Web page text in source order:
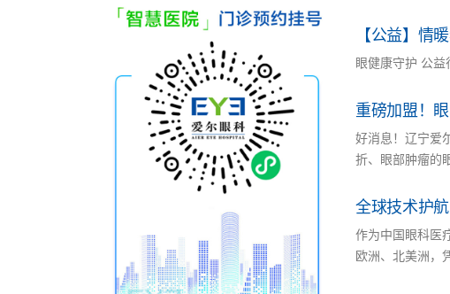
【公益】情
眼健康守护 公
重磅加盟！
好消息！辽宁爱
折、眼部肿瘤的
全球技术护
作为中国眼科医
欧洲、北美洲，